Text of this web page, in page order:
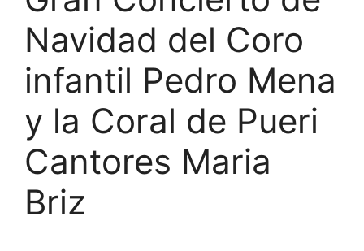
Navidad del Coro
infantil Pedro Mena
y la Coral de Pueri
Cantores Maria
Briz